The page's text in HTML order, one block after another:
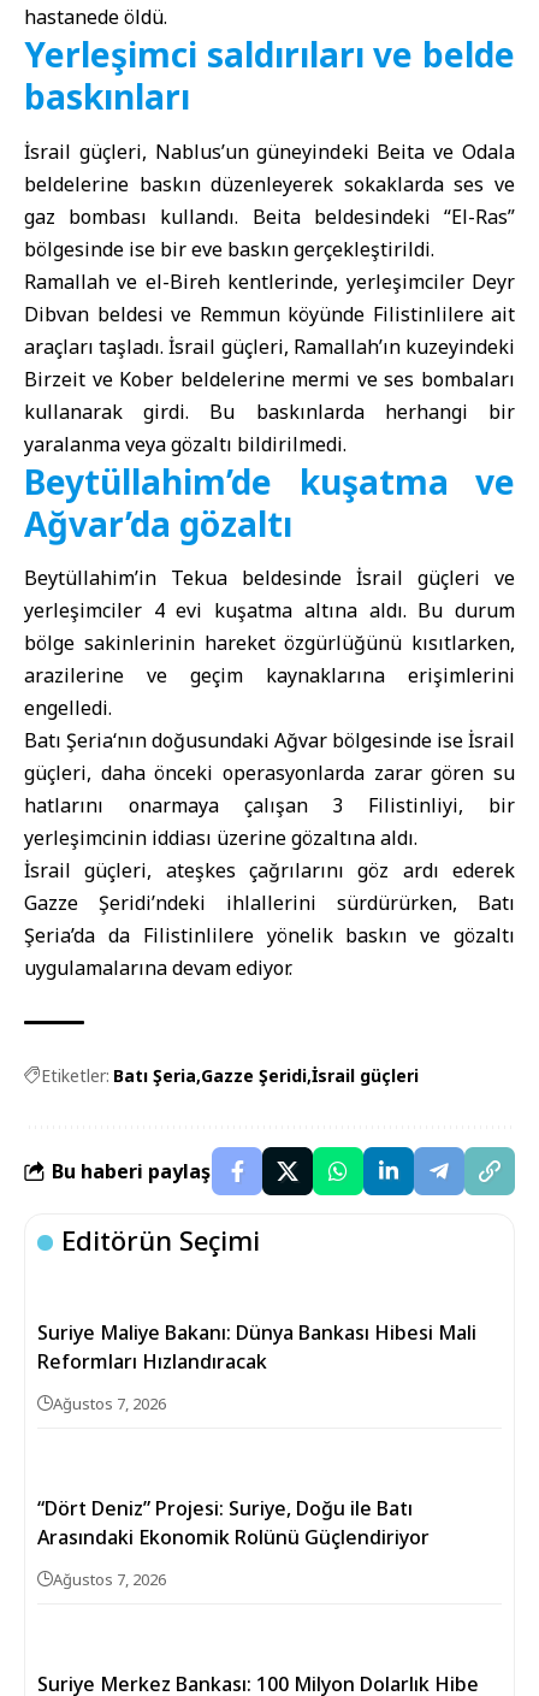
hastanede öldü.
Yerleşimci saldırıları ve belde
baskınları
İsrail güçleri, Nablus’un güneyindeki Beita ve Odala
beldelerine baskın düzenleyerek sokaklarda ses ve
gaz bombası kullandı. Beita beldesindeki “El-Ras”
bölgesinde ise bir eve baskın gerçekleştirildi.
Ramallah ve el-Bireh kentlerinde, yerleşimciler Deyr
Dibvan beldesi ve Remmun köyünde Filistinlilere ait
araçları taşladı. İsrail güçleri, Ramallah’ın kuzeyindeki
Birzeit ve Kober beldelerine mermi ve ses bombaları
kullanarak girdi. Bu baskınlarda herhangi bir
yaralanma veya gözaltı bildirilmedi.
Beytüllahim’de kuşatma ve
Ağvar’da gözaltı
Beytüllahim’in Tekua beldesinde İsrail güçleri ve
yerleşimciler 4 evi kuşatma altına aldı. Bu durum
bölge sakinlerinin hareket özgürlüğünü kısıtlarken,
arazilerine ve geçim kaynaklarına erişimlerini
engelledi.
Batı Şeria‘nın doğusundaki Ağvar bölgesinde ise İsrail
güçleri, daha önceki operasyonlarda zarar gören su
hatlarını onarmaya çalışan 3 Filistinliyi, bir
yerleşimcinin iddiası üzerine gözaltına aldı.
İsrail güçleri, ateşkes çağrılarını göz ardı ederek
Gazze Şeridi’ndeki ihlallerini sürdürürken, Batı
Şeria’da da Filistinlilere yönelik baskın ve gözaltı
uygulamalarına devam ediyor.
Etiketler: Batı Şeria Gazze Şeridi İsrail güçleri
Bu haberi paylaş
Editörün Seçimi
Suriye Maliye Bakanı: Dünya Bankası Hibesi Mali
Reformları Hızlandıracak
Ağustos 7, 2026
“Dört Deniz” Projesi: Suriye, Doğu ile Batı
Arasındaki Ekonomik Rolünü Güçlendiriyor
Ağustos 7, 2026
Suriye Merkez Bankası: 100 Milyon Dolarlık Hibe